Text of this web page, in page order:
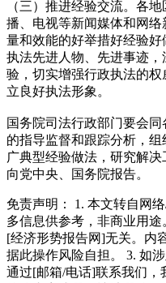
（三）推进经验交流。各
播、电视等新闻媒体和网
量和效能的好举措好经验
执法先进人物、先进事迹
验，切实增强行政执法的
立良好执法形象。
国务院司法行政部门要会
的指导监督和跟踪分析，
广典型经验做法，研究解
向党中央、国务院报告。
免责声明： 1. 本文转自网
多信息供参考，非商业用
[经济形势报告网]无关。内
据此操作风险自担。 3. 如
通过[邮箱/电话]联系我们，